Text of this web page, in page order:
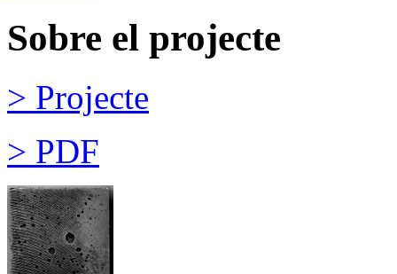
Sobre el projecte
> Projecte
> PDF